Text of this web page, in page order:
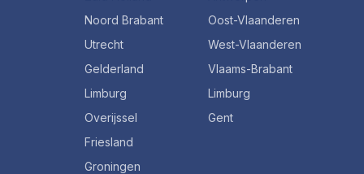
Noord Brabant
Utrecht
Gelderland
Limburg
Overijssel
Friesland
Groningen
Oost-Vlaanderen
West-Vlaanderen
Vlaams-Brabant
Limburg
Gent